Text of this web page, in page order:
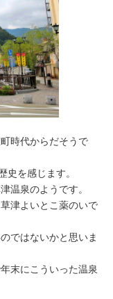
時代からだそうで
史を感じます。
温泉のようです。
津よいとこ薬のいで
ではないかと思いま
末にこういった温泉